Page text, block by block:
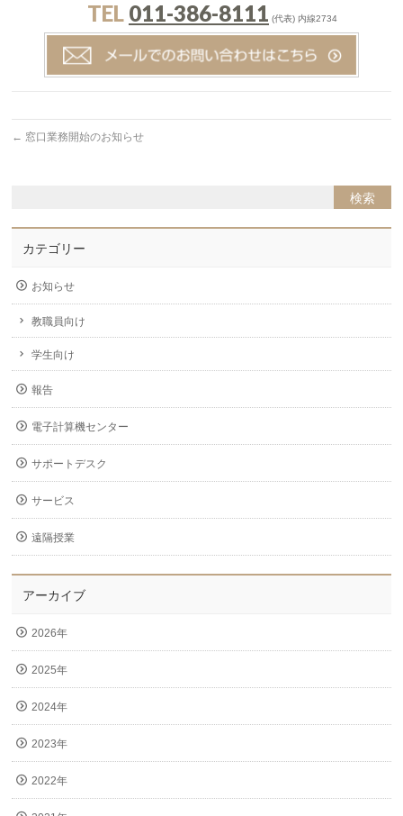
TEL 011-386-8111 (代表) 内線2734
← 窓口業務開始のお知らせ
カテゴリー
お知らせ
教職員向け
学生向け
報告
電子計算機センター
サポートデスク
サービス
遠隔授業
アーカイブ
2026年
2025年
2024年
2023年
2022年